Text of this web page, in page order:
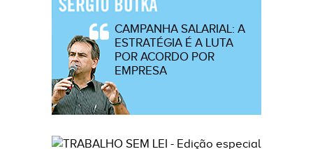
CAMPANHA SALARIAL: A
ESTRATÉGIA É A LUTA
POR ACORDO POR
EMPRESA